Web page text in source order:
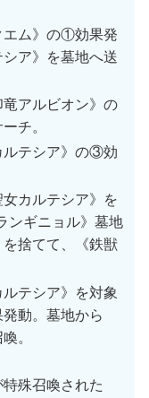
エム》の①効果発
ア》を墓地へ送
アルビオン》の
チ。
ルテシア》の③効
女カルテシア》を
ンギニョル》墓地
捨てて、《鉄獣
テシア》を対象
動。墓地から
。
殊召喚された